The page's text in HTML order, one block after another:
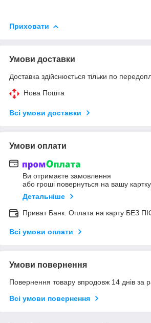
Приховати
Умови доставки
Доставка здійснюється тільки по
Нова Пошта
Всі умови доставки
Умови оплати
Ви отримаєте замовлення
або гроші повернуться на вашу картку
Детальніше
Приват Банк. Оплата на карту БЕЗ
Всі умови оплати
Умови повернення
Повернення товару впродовж 14 днів за
Всі умови повернення